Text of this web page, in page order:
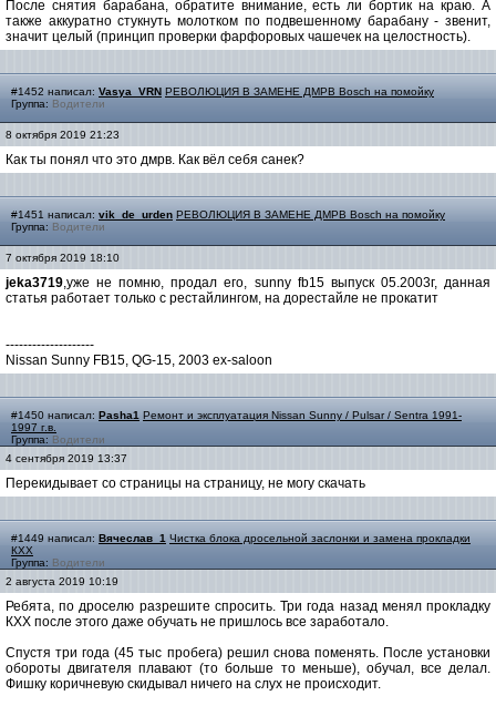
После снятия барабана, обратите внимание, есть ли бортик на краю. А
также аккуратно стукнуть молотком по подвешенному барабану - звенит,
значит целый (принцип проверки фарфоровых чашечек на целостность).
#1452 написал: Vasya_VRN РЕВОЛЮЦИЯ В ЗАМЕНЕ ДМРВ Bosch на помойку
Группа: Водители
8 октября 2019 21:23
Как ты понял что это дмрв. Как вёл себя санек?
#1451 написал: vik_de_urden РЕВОЛЮЦИЯ В ЗАМЕНЕ ДМРВ Bosch на помойку
Группа: Водители
7 октября 2019 18:10
jeka3719,уже не помню, продал его, sunny fb15 выпуск 05.2003г, данная
статья работает только с рестайлингом, на дорестайле не прокатит
--------------------
Nissan Sunny FB15, QG-15, 2003 ex-saloon
#1450 написал: Pasha1 Ремонт и эксплуатация Nissan Sunny / Pulsar / Sentra 1991-
1997 г.в.
Группа: Водители
4 сентября 2019 13:37
Перекидывает со страницы на страницу, не могу скачать
#1449 написал: Вячеслав_1 Чистка блока дросельной заслонки и замена прокладки
КХХ
Группа: Водители
2 августа 2019 10:19
Ребята, по дроселю разрешите спросить. Три года назад менял прокладку
КХХ после этого даже обучать не пришлось все заработало.
Спустя три года (45 тыс пробега) решил снова поменять. После установки
обороты двигателя плавают (то больше то меньше), обучал, все делал.
Фишку коричневую скидывал ничего на слух не происходит.